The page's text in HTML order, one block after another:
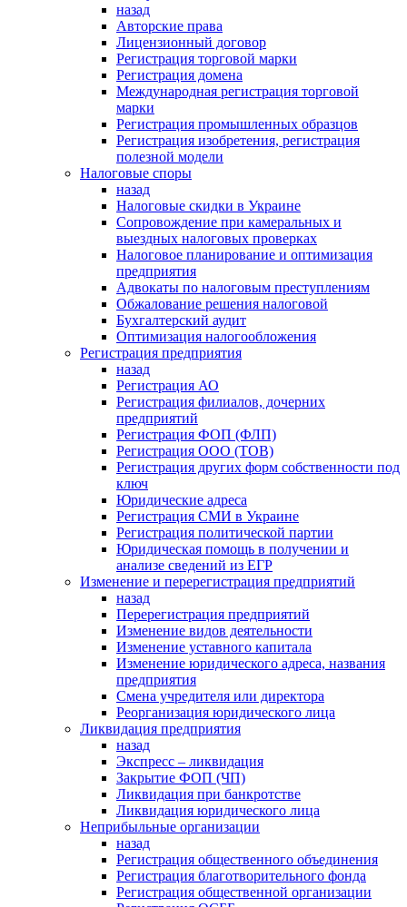
назад
Авторские права
Лицензионный договор
Регистрация торговой марки
Регистрация домена
Международная регистрация торговой
марки
Регистрация промышленных образцов
Регистрация изобретения, регистрация
полезной модели
Налоговые споры
назад
Налоговые скидки в Украине
Сопровождение при камеральных и
выездных налоговых проверках
Налоговое планирование и оптимизация
предприятия
Адвокаты по налоговым преступлениям
Обжалование решения налоговой
Бухгалтерский аудит
Оптимизация налогообложения
Регистрация предприятия
назад
Регистрация АО
Регистрация филиалов, дочерних
предприятий
Регистрация ФОП (ФЛП)
Регистрация ООО (ТОВ)
Регистрация других форм собственности под
ключ
Юридические адреса
Регистрация СМИ в Украине
Регистрация политической партии
Юридическая помощь в получении и
анализе сведений из ЕГР
Изменение и перерегистрация предприятий
назад
Перерегистрация предприятий
Изменение видов деятельности
Изменение уставного капитала
Изменение юридического адреса, названия
предприятия
Смена учредителя или директора
Реорганизация юридического лица
Ликвидация предприятия
назад
Экспресс – ликвидация
Закрытие ФОП (ЧП)
Ликвидация при банкротстве
Ликвидация юридического лица
Неприбыльные организации
назад
Регистрация общественного объединения
Регистрация благотворительного фонда
Регистрация общественной организации